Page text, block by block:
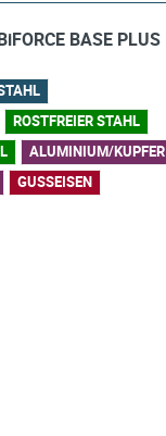
BASE PLUS
ROSTFREIER STAHL
ALUMINIUM/KUPFER
GUSSEISEN